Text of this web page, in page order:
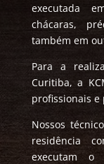
executada
chácaras,
também em
Para a
Curitiba, a
profissionais
Nossos
residência
executam